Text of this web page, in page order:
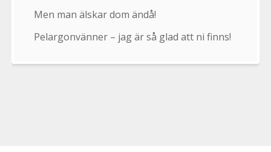
Men man älskar dom ändå!
Pelargonvänner – jag är så glad att ni finns!